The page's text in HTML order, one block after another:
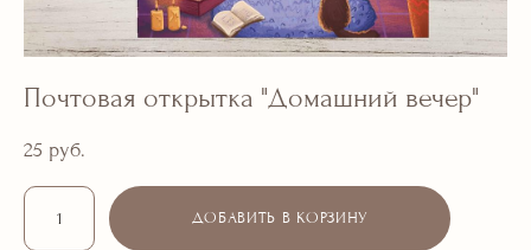
Почтовая открытка "Домашний вечер"
25 pуб.
ДОБАВИТЬ В КОРЗИНУ